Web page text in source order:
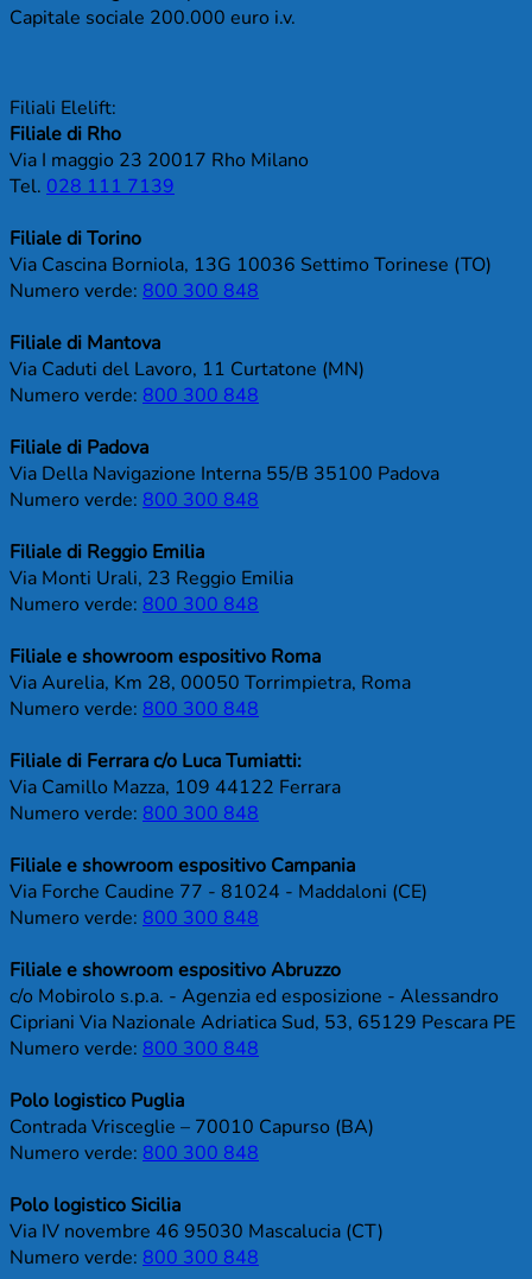
Capitale sociale 200.000 euro i.v.
Filiali Elelift:
Filiale di Rho
Via I maggio 23 20017 Rho Milano
Tel. 028 111 7139
Filiale di Torino
Via Cascina Borniola, 13G 10036 Settimo Torinese (TO)
Numero verde: 800 300 848
Filiale di Mantova
Via Caduti del Lavoro, 11 Curtatone (MN)
Numero verde: 800 300 848
Filiale di Padova
Via Della Navigazione Interna 55/B 35100 Padova
Numero verde: 800 300 848
Filiale di Reggio Emilia
Via Monti Urali, 23 Reggio Emilia
Numero verde: 800 300 848
Filiale e showroom espositivo Roma
Via Aurelia, Km 28, 00050 Torrimpietra, Roma
Numero verde: 800 300 848
Filiale di Ferrara c/o Luca Tumiatti:
Via Camillo Mazza, 109 44122 Ferrara
Numero verde: 800 300 848
Filiale e showroom espositivo Campania
Via Forche Caudine 77 - 81024 - Maddaloni (CE)
Numero verde: 800 300 848
Filiale e showroom espositivo Abruzzo
c/o Mobirolo s.p.a. - Agenzia ed esposizione - Alessandro
Cipriani Via Nazionale Adriatica Sud, 53, 65129 Pescara PE
Numero verde: 800 300 848
Polo logistico Puglia
Contrada Vrisceglie – 70010 Capurso (BA)
Numero verde: 800 300 848
Polo logistico Sicilia
Via IV novembre 46 95030 Mascalucia (CT)
Numero verde: 800 300 848